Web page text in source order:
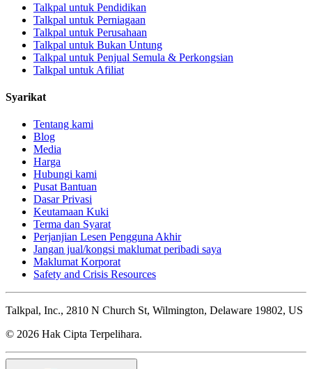
Talkpal untuk Pendidikan
Talkpal untuk Perniagaan
Talkpal untuk Perusahaan
Talkpal untuk Bukan Untung
Talkpal untuk Penjual Semula & Perkongsian
Talkpal untuk Afiliat
Syarikat
Tentang kami
Blog
Media
Harga
Hubungi kami
Pusat Bantuan
Dasar Privasi
Keutamaan Kuki
Terma dan Syarat
Perjanjian Lesen Pengguna Akhir
Jangan jual/kongsi maklumat peribadi saya
Maklumat Korporat
Safety and Crisis Resources
Talkpal, Inc., 2810 N Church St, Wilmington, Delaware 19802, US
© 2026 Hak Cipta Terpelihara.